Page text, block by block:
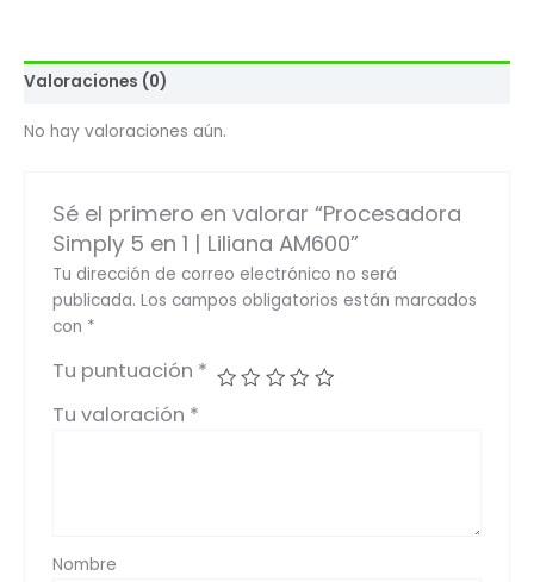
Valoraciones (0)
No hay valoraciones aún.
Sé el primero en valorar “Procesadora
Simply 5 en 1 | Liliana AM600”
Tu dirección de correo electrónico no será
publicada. Los campos obligatorios están marcados
con *
Tu puntuación *
Tu valoración *
Nombre